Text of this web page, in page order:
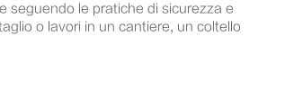
seguendo le pratiche di sicurezza e
o lavori in un cantiere, un coltello